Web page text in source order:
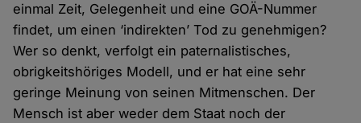
einmal Zeit, Gelegenheit und eine GOÄ-Nummer
findet, um einen ‘indirekten’ Tod zu genehmigen?
Wer so denkt, verfolgt ein paternalistisches,
obrigkeitshöriges Modell, und er hat eine sehr
geringe Meinung von seinen Mitmenschen. Der
Mensch ist aber weder dem Staat noch der